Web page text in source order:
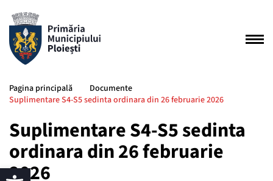
Pagina principală
Documente
Suplimentare S4-S5 sedinta ordinara din 26 februarie 2026
Suplimentare S4-S5 sedinta
ordinara din 26 februarie
2026